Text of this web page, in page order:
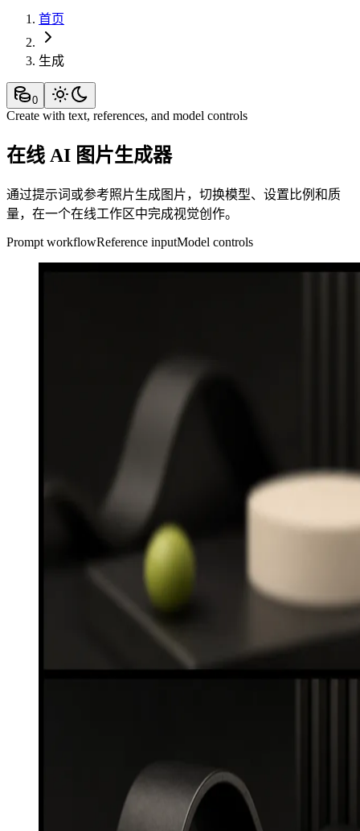
首页
生成
0
Create with text, references, and model controls
在线 AI 图片生成器
通过提示词或参考照片生成图片，切换模型、设置比例和质
量，在一个在线工作区中完成视觉创作。
Prompt workflowReference inputModel controls